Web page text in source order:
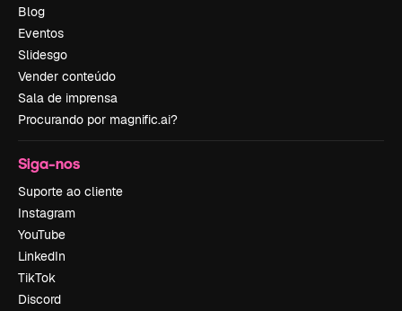
Blog
Eventos
Slidesgo
Vender conteúdo
Sala de imprensa
Procurando por magnific.ai?
Siga-nos
Suporte ao cliente
Instagram
YouTube
LinkedIn
TikTok
Discord